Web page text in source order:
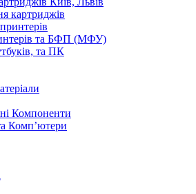
картриджів
та БФП (МФУ)
та ПК
Компоненти
Комп’ютери